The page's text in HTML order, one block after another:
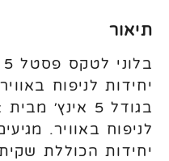
תיאור
יחידות לניפוח
יחידות הכוללת